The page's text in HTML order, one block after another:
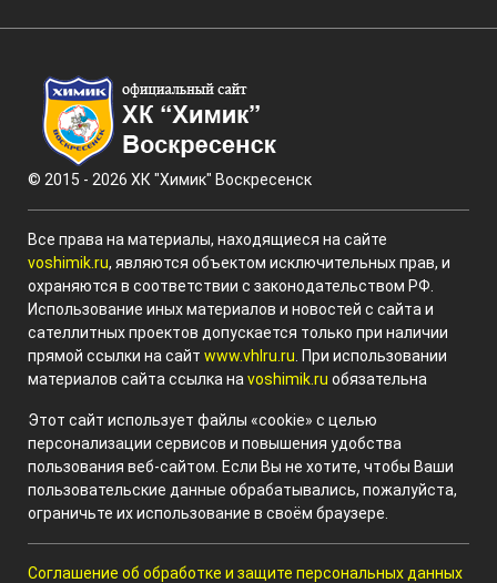
© 2015 - 2026 ХК "Химик" Воскресенск
Все права на материалы, находящиеся на сайте
voshimik.ru, являются объектом исключительных прав, и
охраняются в соответствии с законодательством РФ.
Использование иных материалов и новостей с сайта и
сателлитных проектов допускается только при наличии
прямой ссылки на сайт www.vhlru.ru. При использовании
материалов сайта ссылка наvoshimik.ru обязательна
Этот сайт использует файлы «cookie» с целью
персонализации сервисов и повышения удобства
пользования веб-сайтом. Если Вы не хотите, чтобы Ваши
пользовательские данные обрабатывались, пожалуйста,
ограничьте их использование в своём браузере.
Соглашение об обработке и защите персональных данных